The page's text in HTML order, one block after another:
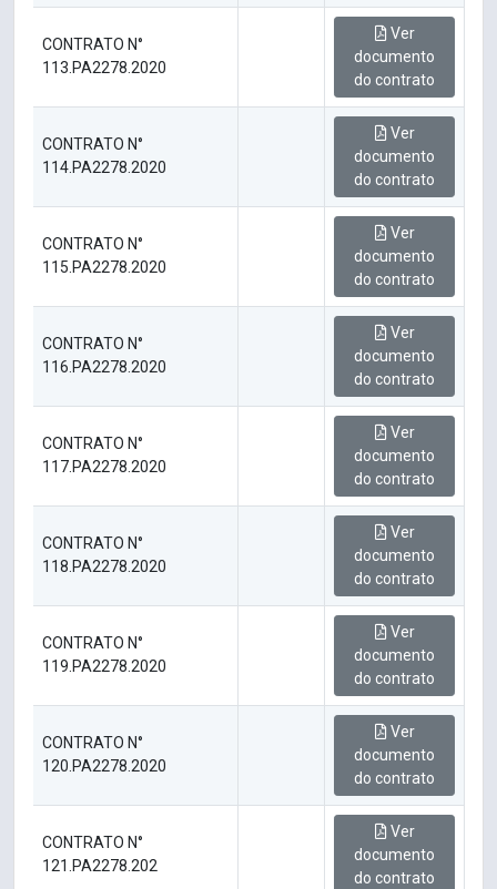
CONTRATO N°
113.PA2278.2020
Ver
documento
do contrato
CONTRATO N°
114.PA2278.2020
Ver
documento
do contrato
CONTRATO N°
115.PA2278.2020
Ver
documento
do contrato
CONTRATO N°
116.PA2278.2020
Ver
documento
do contrato
CONTRATO N°
117.PA2278.2020
Ver
documento
do contrato
CONTRATO N°
118.PA2278.2020
Ver
documento
do contrato
CONTRATO N°
119.PA2278.2020
Ver
documento
do contrato
CONTRATO N°
120.PA2278.2020
Ver
documento
do contrato
CONTRATO N°
121.PA2278.202
Ver
documento
do contrato